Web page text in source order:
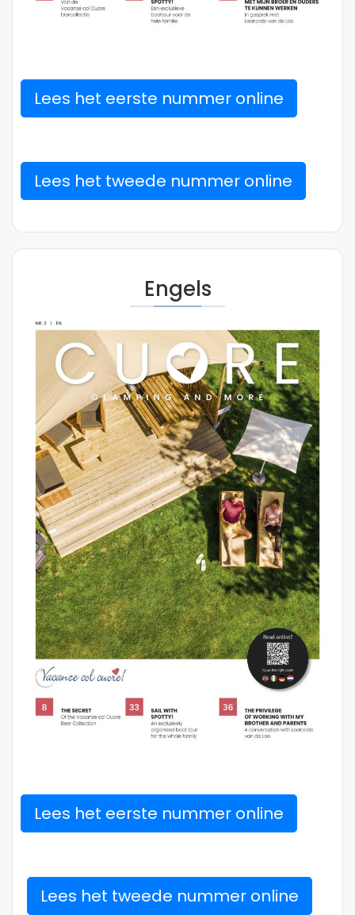
Lees het eerste nummer online
Lees het tweede nummer online
Engels
Lees het eerste nummer online
Lees het tweede nummer online